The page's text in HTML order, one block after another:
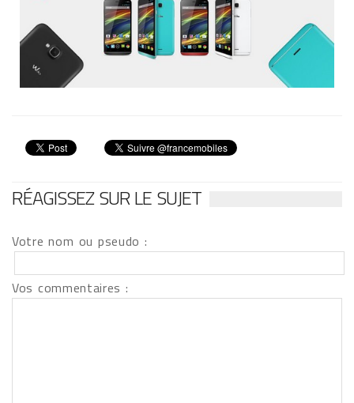
RÉAGISSEZ SUR LE SUJET
Votre nom ou pseudo :
Vos commentaires :